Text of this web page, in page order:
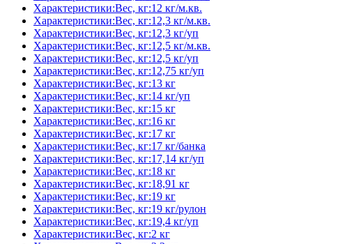
Характеристики:Вес, кг:12 кг/м.кв.
Характеристики:Вес, кг:12,3 кг/м.кв.
Характеристики:Вес, кг:12,3 кг/уп
Характеристики:Вес, кг:12,5 кг/м.кв.
Характеристики:Вес, кг:12,5 кг/уп
Характеристики:Вес, кг:12,75 кг/уп
Характеристики:Вес, кг:13 кг
Характеристики:Вес, кг:14 кг/уп
Характеристики:Вес, кг:15 кг
Характеристики:Вес, кг:16 кг
Характеристики:Вес, кг:17 кг
Характеристики:Вес, кг:17 кг/банка
Характеристики:Вес, кг:17,14 кг/уп
Характеристики:Вес, кг:18 кг
Характеристики:Вес, кг:18,91 кг
Характеристики:Вес, кг:19 кг
Характеристики:Вес, кг:19 кг/рулон
Характеристики:Вес, кг:19,4 кг/уп
Характеристики:Вес, кг:2 кг